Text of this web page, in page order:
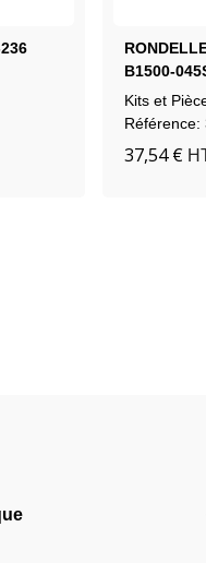
B1500-
Kits et
Référence:
37,54 €